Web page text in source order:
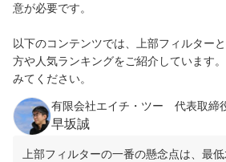
意が必要です。
以下のコンテンツでは、上部フィルター
方や人気ランキングをご紹介しています
みてください。
有限会社エイチ・ツー 代表取締
早坂誠
上部フィルターの一番の懸念点は、最